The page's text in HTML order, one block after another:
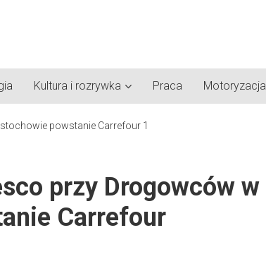
Kultura i rozrywka Praca Motoryzacja
przy Drogowców w
Carrefour